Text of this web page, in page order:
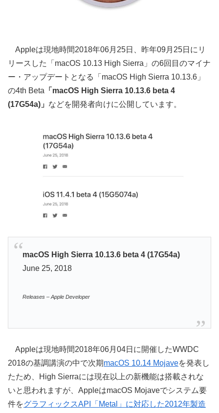
Appleは現地時間2018年06月25日、昨年09月25日にリ
リースした「macOS 10.13 High Sierra」の6回目のマイナ
ー・アップデートとなる「macOS High Sierra 10.13.6」
の4th Beta 「macOS High Sierra 10.13.6 beta 4
(17G54a)」 などを開発者向けに公開しています。
macOS High Sierra 10.13.6 beta 4 (17G54a)
June 25, 2018
Releases – Apple Developer
Appleは現地時間2018年06月04日に開催したWWDC
2018の基調講演の中で次期macOS 10.14 Mojaveを発表し
たため、High Sierraには現在以上の新機能は搭載されな
いと思われますが、AppleはmacOS Mojaveでシステム要
件をグラフィックスAPI「Metal」に対応した2012年製造